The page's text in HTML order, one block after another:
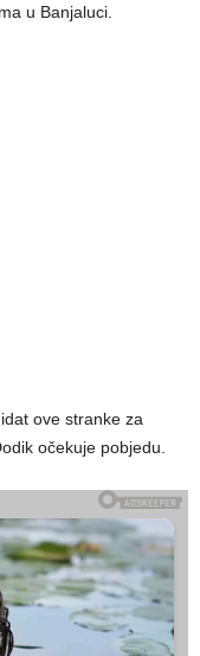
u Banjaluci.
ove stranke za
očekuje pobjedu.